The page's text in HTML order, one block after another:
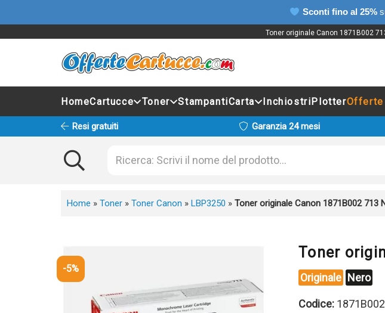
Sconti fino al 25%
Toner originale Canon 1871B002
HomeCartucce Toner StampantiCarta InchiostriPlotterOfferte
Resi gratuiti Garanzia 24 mesi
Home » Toner » Toner Canon » LBP3250 » Toner originale Canon 1871B002 713
-5%
Toner
Originale Nero
Codice: 1871B002